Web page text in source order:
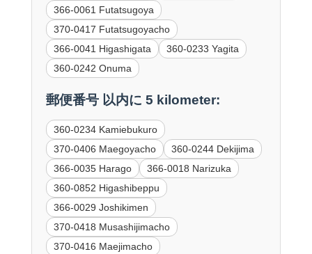
366-0061 Futatsugoya
370-0417 Futatsugoyacho
366-0041 Higashigata
360-0233 Yagita
360-0242 Onuma
郵便番号 以内に 5 kilometer:
360-0234 Kamiebukuro
370-0406 Maegoyacho
360-0244 Dekijima
366-0035 Harago
366-0018 Narizuka
360-0852 Higashibeppu
366-0029 Joshikimen
370-0418 Musashijimacho
370-0416 Maejimacho